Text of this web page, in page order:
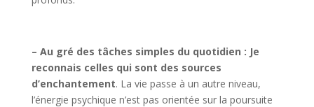
– Au gré des tâches simples du quotidien : Je
reconnais celles qui sont des sources
d’enchantement. La vie passe à un autre niveau,
l’énergie psychique n’est pas orientée sur la poursuite